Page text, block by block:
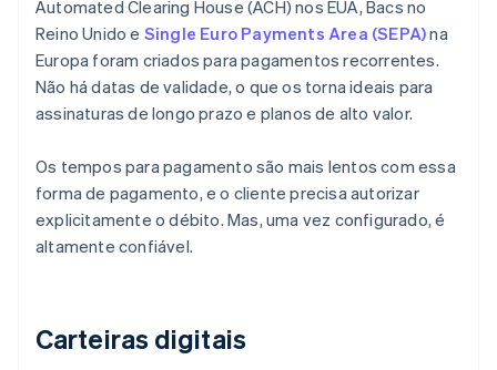
Automated Clearing House (ACH) nos EUA, Bacs no
Reino Unido e Single Euro Payments Area (SEPA)na
Europa foram criados para pagamentos recorrentes.
Não há datas de validade, o que os torna ideais para
assinaturas de longo prazo e planos de alto valor.
Os tempos para pagamento são mais lentos com essa
forma de pagamento, e o cliente precisa autorizar
explicitamente o débito. Mas, uma vez configurado, é
altamente confiável.
Carteiras digitais